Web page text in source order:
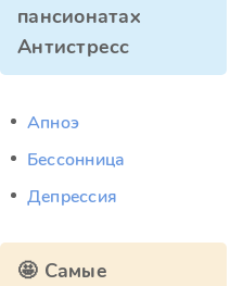
пансионатах
Антистресс
Апноэ
Бессонница
Депрессия
🤩 Самые